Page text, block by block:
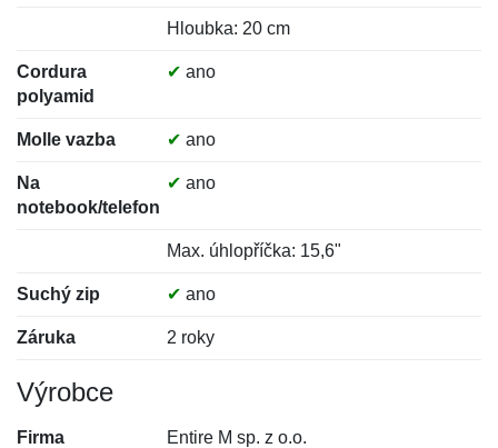
Hloubka: 20 cm
Cordura
polyamid
✔ ano
Molle vazba ✔ ano
Na
notebook/telefon
✔ ano
Max. úhlopříčka: 15,6"
Suchý zip ✔ ano
Záruka 2 roky
Výrobce
Firma Entire M sp. z o.o.